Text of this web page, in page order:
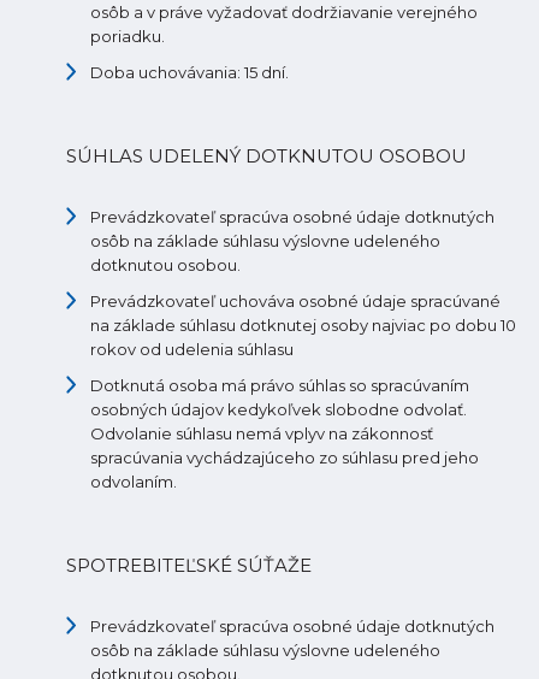
osôb a v práve vyžadovať dodržiavanie verejného
poriadku.
Doba uchovávania: 15 dní.
SÚHLAS UDELENÝ DOTKNUTOU OSOBOU
Prevádzkovateľ spracúva osobné údaje dotknutých
osôb na základe súhlasu výslovne udeleného
dotknutou osobou.
Prevádzkovateľ uchováva osobné údaje spracúvané
na základe súhlasu dotknutej osoby najviac po dobu 10
rokov od udelenia súhlasu
Dotknutá osoba má právo súhlas so spracúvaním
osobných údajov kedykoľvek slobodne odvolať.
Odvolanie súhlasu nemá vplyv na zákonnosť
spracúvania vychádzajúceho zo súhlasu pred jeho
odvolaním.
SPOTREBITEĽSKÉ SÚŤAŽE
Prevádzkovateľ spracúva osobné údaje dotknutých
osôb na základe súhlasu výslovne udeleného
dotknutou osobou.